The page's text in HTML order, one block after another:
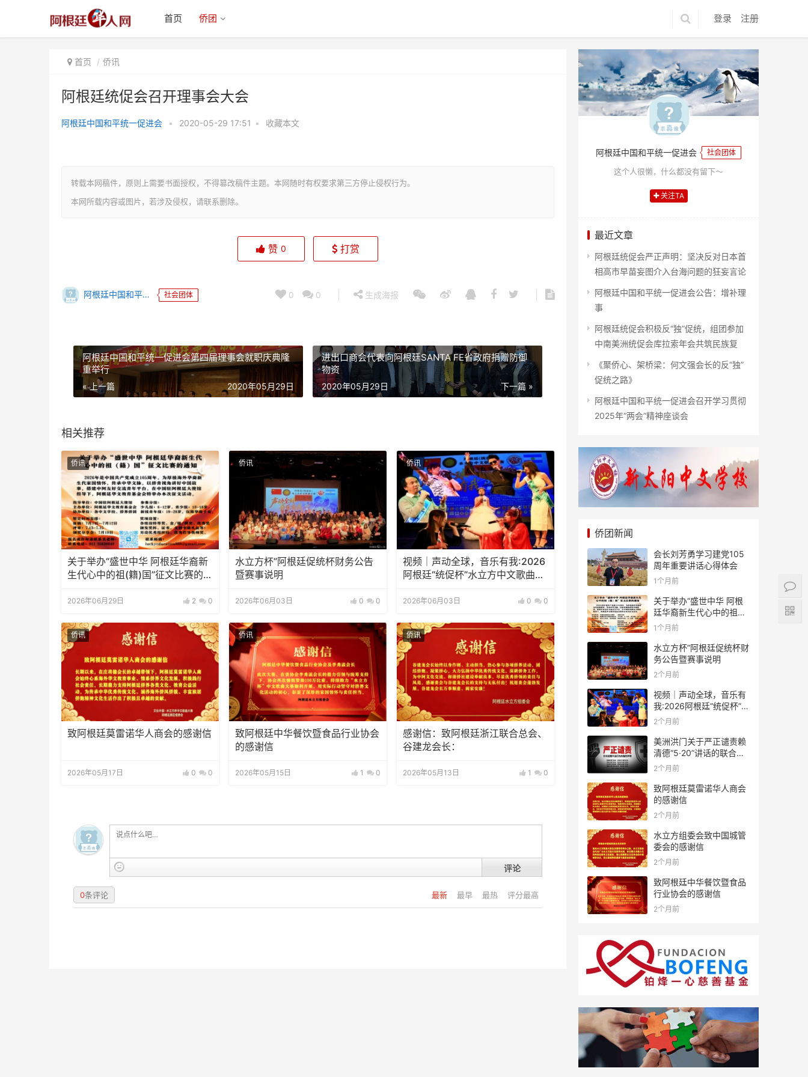
登录 注册
首页 侨团
首页 侨讯
阿根廷统促会召开理事会大会
阿根廷中国和平统一促进会 • 2020-05-29 17:51 • 收藏本文
转载本网稿件，原则上需要书面授权，不得篡改稿件主题。本网随时有权要求第三方停止侵权行为。
本网所载内容或图片，若涉及侵权，请联系删除。
赞 0 打赏
阿根廷中国和平统一促进会 社会团体 0 0 生成海报
阿根廷中国和平统一促进会第四届理事会就职庆典隆
重举行
« 上一篇 2020年05月29日
进出口商会代表向阿根廷SANTA FE省政府捐赠防御
物资
下一篇 »
2020年05月29日
相关推荐
侨讯
关于举办“盛世中华 阿根廷华裔新
生代心中的祖(籍)国”征文比赛的通
2026年06月29日 2 0
侨讯
水立方杯”阿根廷促统杯财务公告
暨赛事说明
2026年06月03日 0 0
侨讯
视频｜声动全球，音乐有我:2026
阿根廷“统促杯”水立方中文歌曲大
2026年06月03日 0 0
侨讯
致阿根廷莫雷诺华人商会的感谢信
2026年05月17日 0 0
侨讯
致阿根廷中华餐饮暨食品行业协会
的感谢信
2026年05月15日 1 0
侨讯
感谢信：致阿根廷浙江联合总会、
谷建龙会长：
2026年05月13日 1 0
评论
最新 最早 最热 评分最高
0条评论
阿根廷中国和平统一促进会 社会团体
这个人很懒，什么都没有留下～
关注TA
最近文章
阿根廷统促会严正声明：坚决反对日本首
相高市早苗妄图介入台海问题的狂妄言论
阿根廷中国和平统一促进会公告：增补理
事
阿根廷统促会积极反“独”促统，组团参加
中南美洲统促会库拉索年会共筑民族复
《聚侨心、架桥梁：何文强会长的反“独”
促统之路》
阿根廷中国和平统一促进会召开学习贯彻
2025年“两会”精神座谈会
侨团新闻
会长刘芳勇学习建党105
周年重要讲话心得体会
1个月前
关于举办“盛世中华 阿根
廷华裔新生代心中的祖
(籍)国”征文比赛的通知
1个月前
水立方杯”阿根廷促统杯财
务公告暨赛事说明
2个月前
视频｜声动全球，音乐有
我:2026阿根廷“统促杯”水
立方中文歌曲大赛总决赛
2个月前
美洲洪门关于严正谴责赖
清德“5·20”讲话的联合声
明
2个月前
致阿根廷莫雷诺华人商会
的感谢信
2个月前
水立方组委会致中国城管
委会的感谢信
2个月前
致阿根廷中华餐饮暨食品
行业协会的感谢信
2个月前